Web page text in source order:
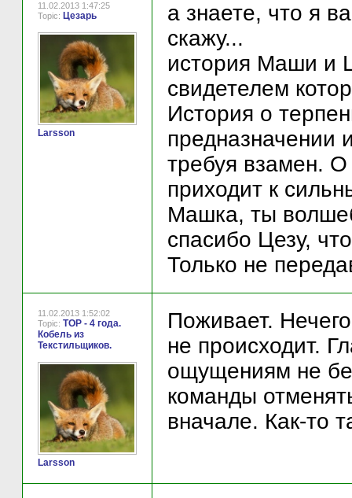
11.02.2013 1:47:25
Topic: Цезарь
Larsson
а знаете, что я
скажу...
история Маши и
свидетелем
История о
предназначении
требуя взамен.
приходит к
Машка, ты
спасибо Цезу,
Только не
11.02.2013 1:52:02
Topic: ТОР - 4 года.
Кобель из
Текстильщиков.
Larsson
Поживает.
не происходит.
ощущениям не
команды
вначале. Как-то